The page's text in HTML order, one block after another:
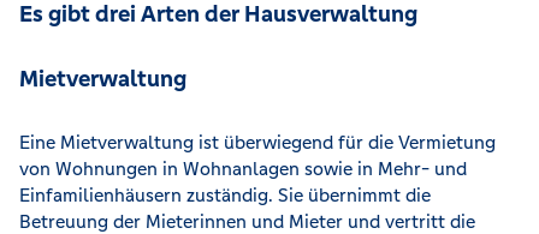
Es gibt drei Arten der Hausverwaltung
Mietverwaltung
Eine Mietverwaltung ist überwiegend für die Vermietung
von Wohnungen in Wohnanlagen sowie in Mehr- und
Einfamilienhäusern zuständig. Sie übernimmt die
Betreuung der Mieterinnen und Mieter und vertritt die